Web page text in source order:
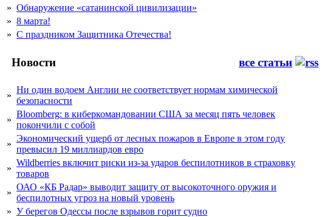
» Обнаружение «сатанинской цивилизации»
» 8 марта!
» С праздником Защитника Отечества!
Новости все статьи
»
Ни один водоем Англии не соответствует нормам химической
безопасности
»
Bloomberg: в киберкомандовании США за месяц пять человек
покончили с собой
»
Экономический ущерб от лесных пожаров в Европе в этом году
превысил 19 миллиардов евро
»
Wildberries включит риски из-за ударов беспилотников в страховку
товаров
»
ОАО «КБ Радар» выводит защиту от высокоточного оружия и
беспилотных угроз на новый уровень
» У берегов Одессы после взрывов горит судно